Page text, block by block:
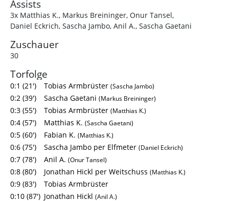
Assists
3x Matthias K., Markus Breininger, Onur Tansel,
Daniel Eckrich, Sascha Jambo, Anil A., Sascha Gaetani
Zuschauer
30
Torfolge
0:1 (21') Tobias Armbrüster (Sascha Jambo)
0:2 (39') Sascha Gaetani (Markus Breininger)
0:3 (55') Tobias Armbrüster (Matthias K.)
0:4 (57') Matthias K. (Sascha Gaetani)
0:5 (60') Fabian K. (Matthias K.)
0:6 (75') Sascha Jambo per Elfmeter (Daniel Eckrich)
0:7 (78') Anil A. (Onur Tansel)
0:8 (80') Jonathan Hickl per Weitschuss (Matthias K.)
0:9 (83')
Tobias Armbrüster
0:10 (87') Jonathan Hickl (Anil A.)